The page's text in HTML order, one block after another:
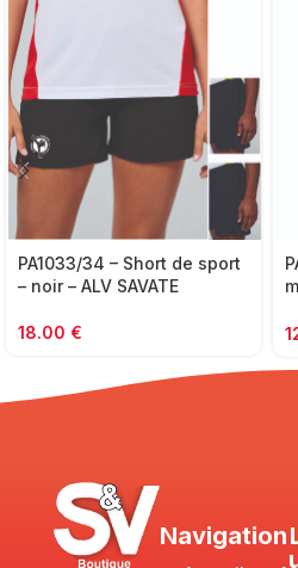
PA1033/34 – Short de sport
– noir – ALV SAVATE
18.00 €
Navigation